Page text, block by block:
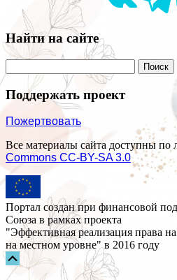
Найти на сайте
Поддержать проект
Пожертвовать
Все материалы сайта доступны по
Commons СС-BY-SA 3.0
Портал создан при финансовой
Союза в рамках проекта
"Эффективная реализация права
на местном уровне" в 2016 году
Прокрутка
вверх